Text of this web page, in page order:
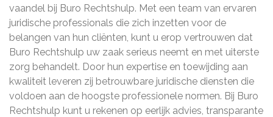
vaandel bij Buro Rechtshulp. Met een team van ervaren
juridische professionals die zich inzetten voor de
belangen van hun cliënten, kunt u erop vertrouwen dat
Buro Rechtshulp uw zaak serieus neemt en met uiterste
zorg behandelt. Door hun expertise en toewijding aan
kwaliteit leveren zij betrouwbare juridische diensten die
voldoen aan de hoogste professionele normen. Bij Buro
Rechtshulp kunt u rekenen op eerlijk advies, transparante